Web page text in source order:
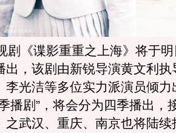
《谍影重重之上海》将于明
出，该剧由新锐导演黄文利执
李光洁等多位实力派演员倾力
播剧”，将会分为四季播出，
之武汉、重庆、南京也将陆续